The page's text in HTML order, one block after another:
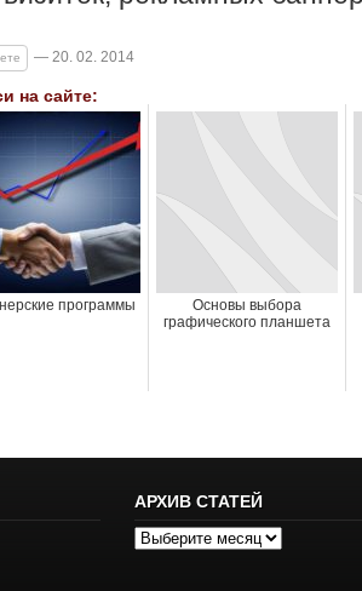
— 20. 02. 2014
на сайте:
программы
Основы выбора
графического планшета
АРХИВ СТАТЕЙ
Архив